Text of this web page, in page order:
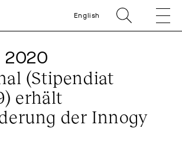
English
(Stipendiat
erhält
der Innogy